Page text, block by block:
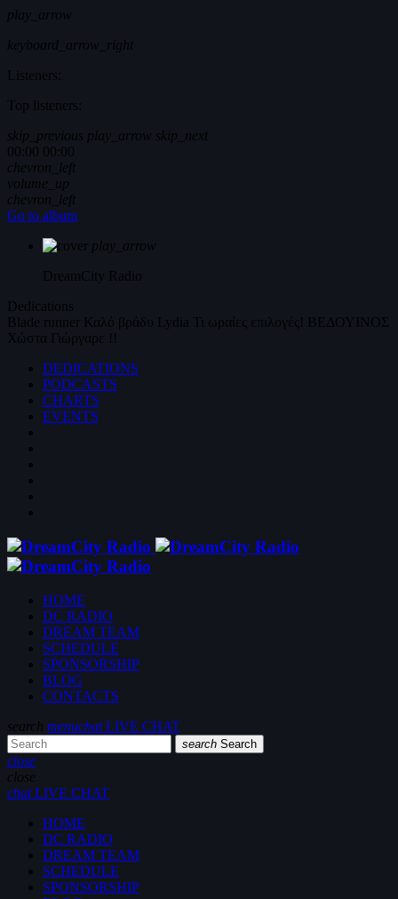
play_arrow
keyboard_arrow_right
Listeners:
Top listeners:
skip_previous play_arrow skip_next
00:00 00:00
chevron_left
volume_up
chevron_left
Go to album
play_arrow
DreamCity Radio
Dedications
Blade runner Καλό βράδυ Lydia Τι ωραίες επιλογές! ΒΕΔΟΥΙΝΟΣ
Χώστα Γιώργαρε !!
DEDICATIONS
PODCASTS
CHARTS
EVENTS
HOME
DC RADIO
DREAM TEAM
SCHEDULE
SPONSORSHIP
BLOG
CONTACTS
search menuchatLIVE CHAT
search Search
close
close
chatLIVE CHAT
HOME
DC RADIO
DREAM TEAM
SCHEDULE
SPONSORSHIP